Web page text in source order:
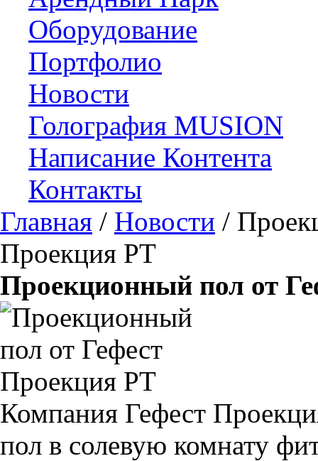
Оборудование
Портфолио
Новости
Голография MUSION
Написание Контента
Контакты
Главная / Новости /
Проекция РТ
Проекционный пол от
Компания Гефест
пол в солевую комнату